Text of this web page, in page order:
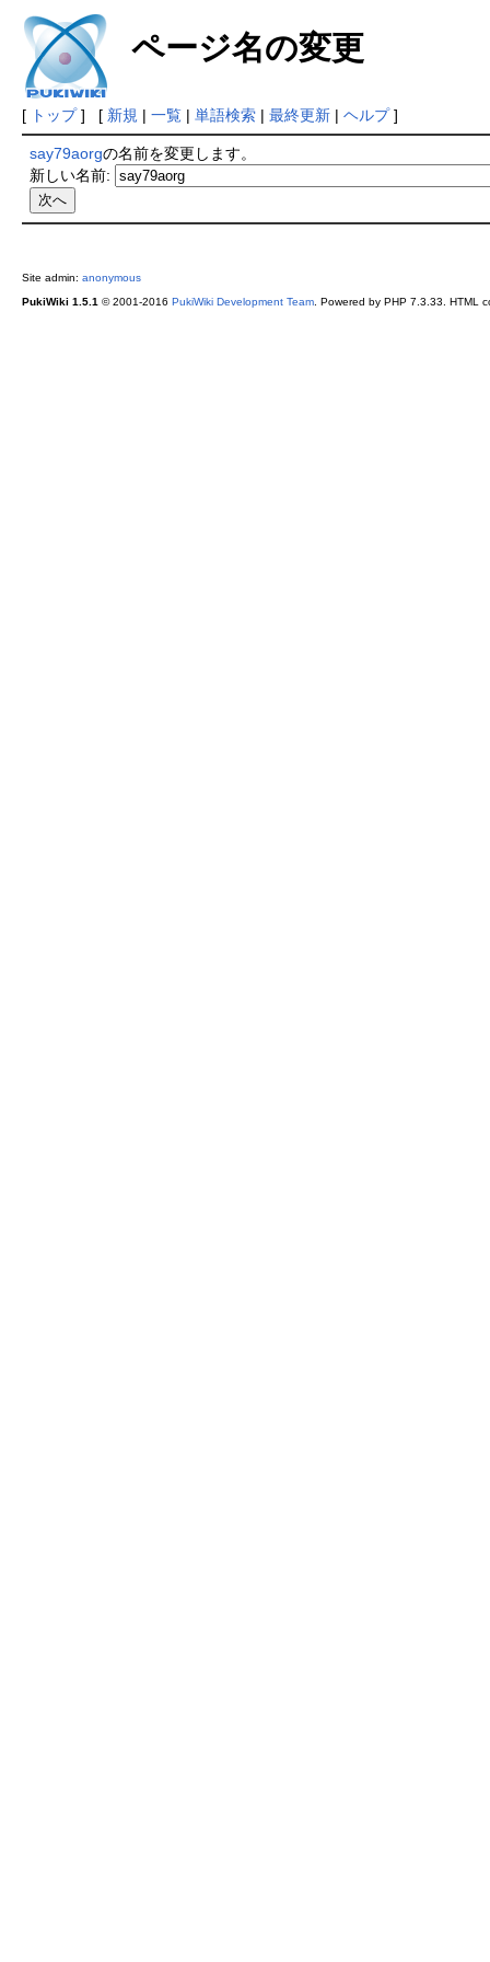
ページ名の変更
[ トップ] [ 新規 | 一覧| 単語検索| 最終更新| ヘルプ]
say79aorgの名前を変更します。
新しい名前:
Site admin: anonymous
PukiWiki 1.5.1 © 2001-2016 PukiWiki Development Team. Powered by PHP 7.3.33. HTML